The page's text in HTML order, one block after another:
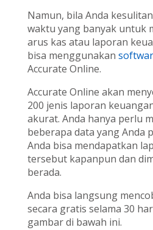
Namun, bila Anda
waktu yang banyak untuk
arus kas atau laporan
bisa menggunakan
Accurate Online.
Accurate Online akan
200 jenis laporan
akurat. Anda hanya perlu
beberapa data yang Anda
Anda bisa mendapatkan
tersebut kapanpun dan
berada.
Anda bisa langsung
secara gratis selama 30
gambar di bawah ini.